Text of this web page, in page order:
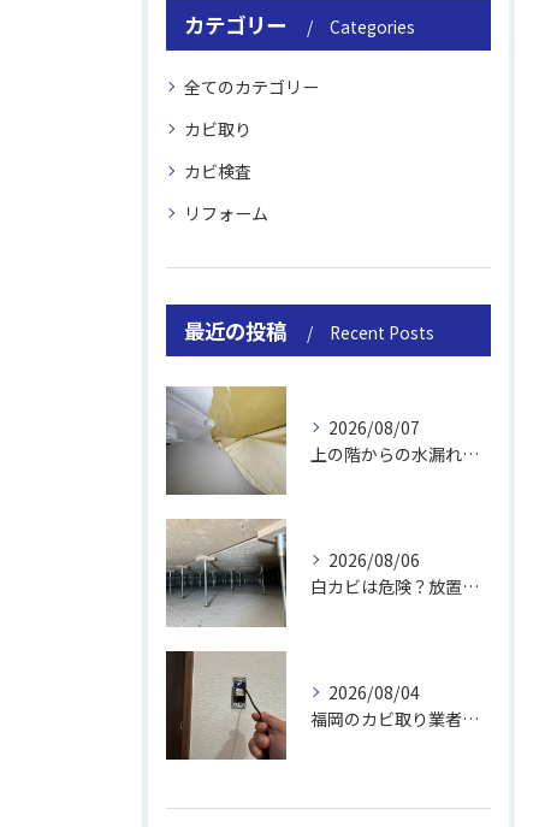
カテゴリー Categories
全てのカテゴリー
カビ取り
カビ検査
リフォーム
最近の投稿 Recent Posts
2026/08/07
上の階からの水漏れでカビ｜対処法と業者
2026/08/06
白カビは危険？放置のリスクと取り方
2026/08/04
福岡のカビ取り業者おすすめの選び方と費用